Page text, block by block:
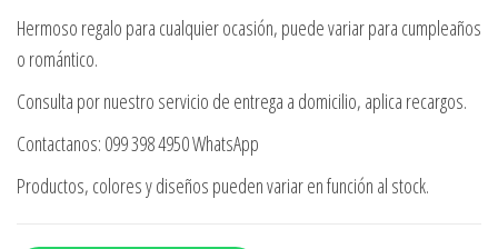
Hermoso regalo para cualquier ocasión, puede variar para cumpleaños
o romántico.
Consulta por nuestro servicio de entrega a domicilio, aplica recargos.
Contactanos: 099 398 4950 WhatsApp
Productos, colores y diseños pueden variar en función al stock.